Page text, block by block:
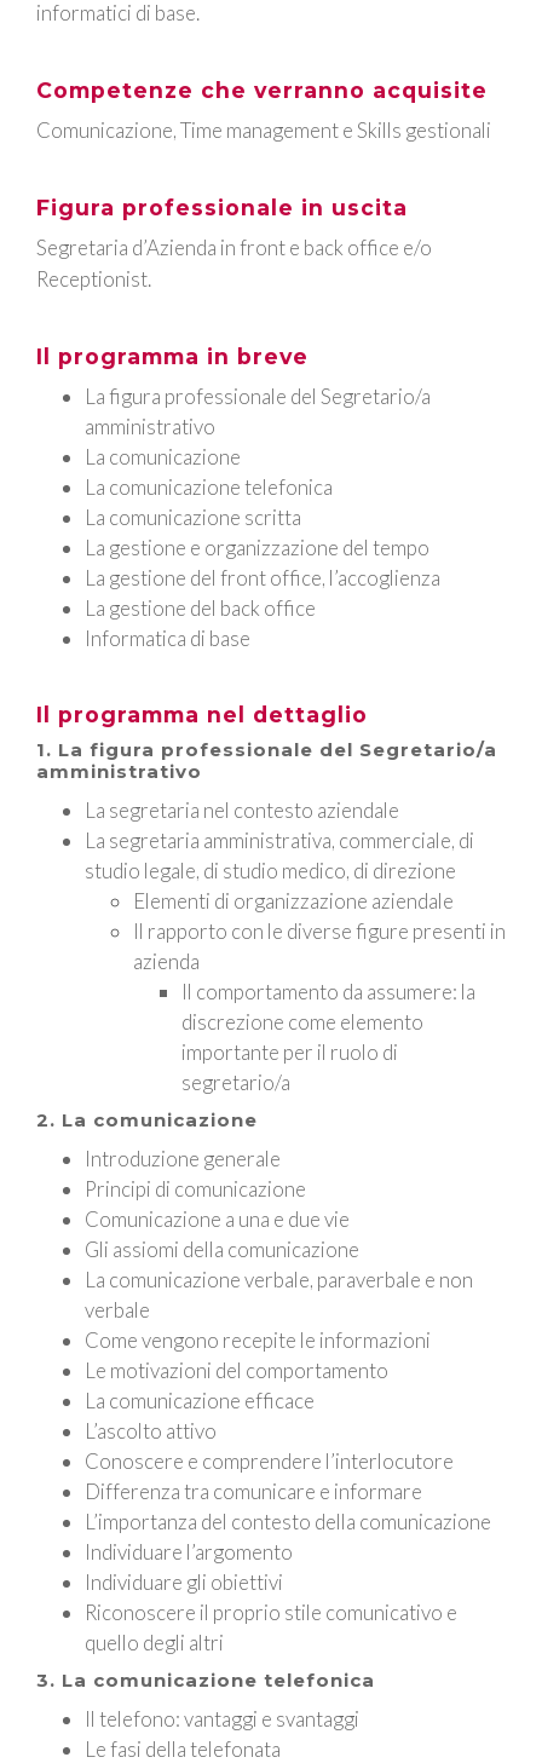
informatici di base.
Competenze che verranno acquisite
Comunicazione, Time management e Skills gestionali
Figura professionale in uscita
Segretaria d’Azienda in front e back office e/o
Receptionist.
Il programma in breve
La figura professionale del Segretario/a
amministrativo
La comunicazione
La comunicazione telefonica
La comunicazione scritta
La gestione e organizzazione del tempo
La gestione del front office, l’accoglienza
La gestione del back office
Informatica di base
Il programma nel dettaglio
1. La figura professionale del Segretario/a
amministrativo
La segretaria nel contesto aziendale
La segretaria amministrativa, commerciale, di
studio legale, di studio medico, di direzione
Elementi di organizzazione aziendale
Il rapporto con le diverse figure presenti in
azienda
Il comportamento da assumere: la
discrezione come elemento
importante per il ruolo di
segretario/a
2. La comunicazione
Introduzione generale
Principi di comunicazione
Comunicazione a una e due vie
Gli assiomi della comunicazione
La comunicazione verbale, paraverbale e non
verbale
Come vengono recepite le informazioni
Le motivazioni del comportamento
La comunicazione efficace
L’ascolto attivo
Conoscere e comprendere l’interlocutore
Differenza tra comunicare e informare
L’importanza del contesto della comunicazione
Individuare l’argomento
Individuare gli obiettivi
Riconoscere il proprio stile comunicativo e
quello degli altri
3. La comunicazione telefonica
Il telefono: vantaggi e svantaggi
Le fasi della telefonata